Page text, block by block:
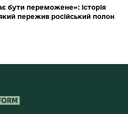
бути переможене»: історія
пережив російський полон